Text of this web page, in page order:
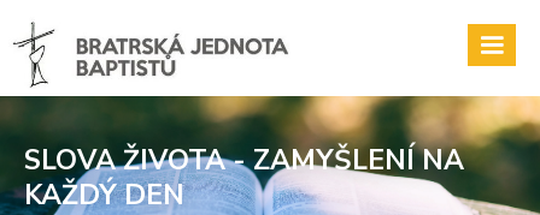
SLOVA ŽIVOTA - ZAMYŠLENÍ NA
KAŽDÝ DEN